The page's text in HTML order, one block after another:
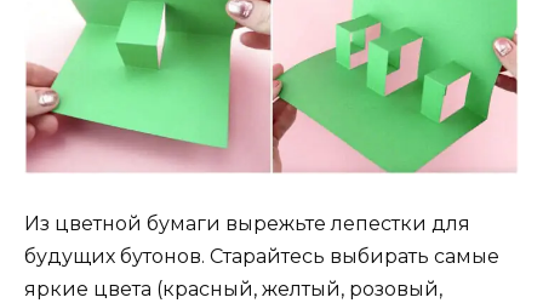
Из цветной бумаги вырежьте лепестки для
будущих бутонов. Старайтесь выбирать самые
яркие цвета (красный, желтый, розовый,